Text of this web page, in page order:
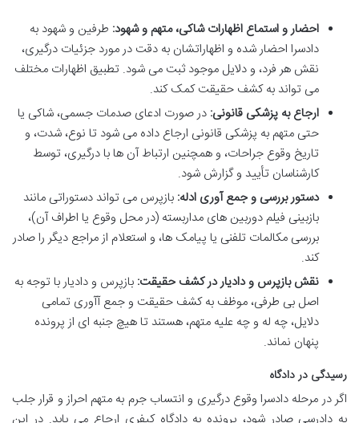
احضار و استماع اظهارات شاکی، متهم و شهود: طرفین و شهود به
دادسرا احضار شده و اظهاراتشان به دقت در مورد جزئیات درگیری،
نقش هر فرد، و دلایل موجود ثبت می شود. تطبیق اظهارات مختلف
می تواند به کشف حقیقت کمک کند.
ارجاع به پزشکی قانونی: در صورت ادعای صدمات جسمی، شاکی یا
حتی متهم به پزشکی قانونی ارجاع داده می شود تا نوع، شدت، و
تاریخ وقوع جراحات، و همچنین ارتباط آن ها با درگیری، توسط
کارشناسان تأیید و گزارش شود.
دستور بررسی و جمع آوری ادله: بازپرس می تواند دستوراتی مانند
بازبینی فیلم دوربین های مداربسته (در محل وقوع یا اطراف آن)،
بررسی مکالمات تلفنی یا پیامک ها، و استعلام از مراجع دیگر را صادر
کند.
نقش بازپرس و دادیار در کشف حقیقت: بازپرس و دادیار با توجه به
اصل بی طرفی، موظف به کشف حقیقت و جمع آآوری تمامی
دلایل، چه له و چه علیه متهم، هستند تا هیچ جنبه ای از پرونده
پنهان نماند.
رسیدگی در دادگاه
اگر در مرحله دادسرا وقوع درگیری و انتساب جرم به متهم احراز و قرار جلب